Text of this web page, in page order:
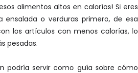
alimentos altos en calorías! Si eres
o verduras primero, de esa
los artículos con menos calorías, lo
pesadas.
podría servir como guía sobre cómo